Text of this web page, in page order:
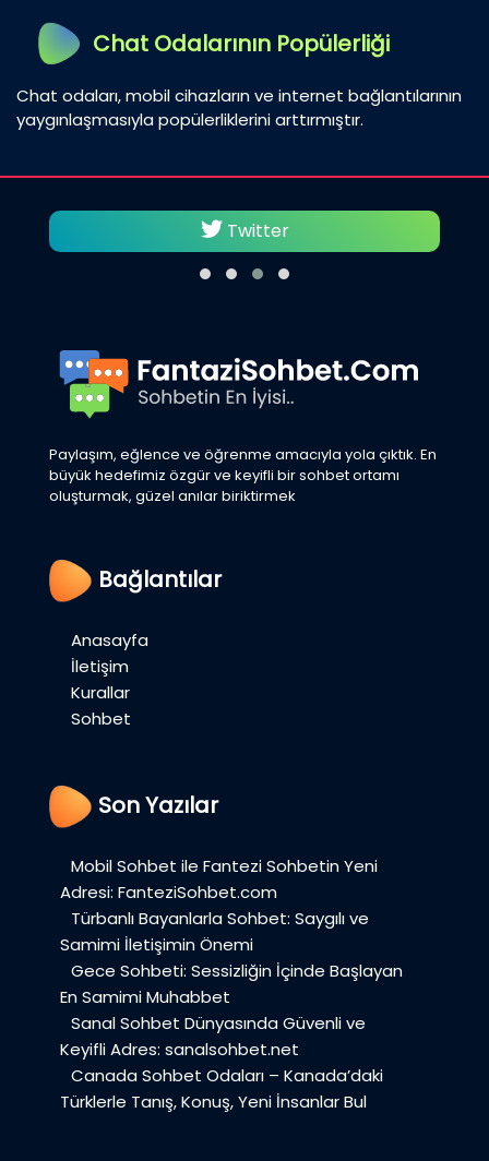
Chat Odalarının Popülerliği
Chat odaları, mobil cihazların ve internet bağlantılarının
yaygınlaşmasıyla popülerliklerini arttırmıştır.
Twitter
Paylaşım, eğlence ve öğrenme amacıyla yola çıktık. En
büyük hedefimiz özgür ve keyifli bir sohbet ortamı
oluşturmak, güzel anılar biriktirmek
Bağlantılar
Anasayfa
İletişim
Kurallar
Sohbet
Son Yazılar
Mobil Sohbet ile Fantezi Sohbetin Yeni
Adresi: FanteziSohbet.com
Türbanlı Bayanlarla Sohbet: Saygılı ve
Samimi İletişimin Önemi
Gece Sohbeti: Sessizliğin İçinde Başlayan
En Samimi Muhabbet
Sanal Sohbet Dünyasında Güvenli ve
Keyifli Adres: sanalsohbet.net
Canada Sohbet Odaları – Kanada’daki
Türklerle Tanış, Konuş, Yeni İnsanlar Bul